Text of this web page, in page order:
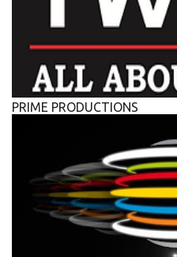
PRIME PRODUCTIONS